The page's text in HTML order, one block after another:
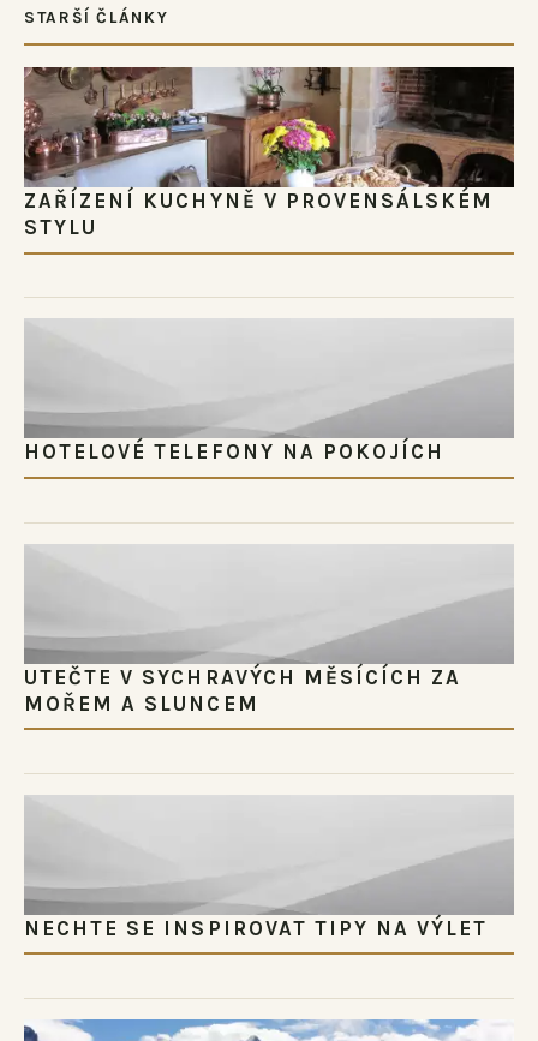
STARŠÍ ČLÁNKY
ZAŘÍZENÍ KUCHYNĚ V PROVENSÁLSKÉM
STYLU
HOTELOVÉ TELEFONY NA POKOJÍCH
UTEČTE V SYCHRAVÝCH MĚSÍCÍCH ZA
MOŘEM A SLUNCEM
NECHTE SE INSPIROVAT TIPY NA VÝLET